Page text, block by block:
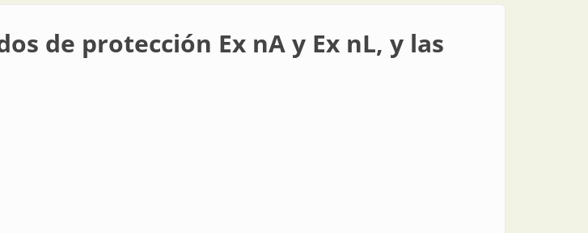
de protección Ex nA y Ex nL, y las